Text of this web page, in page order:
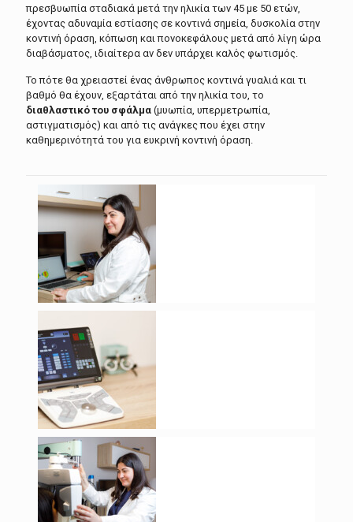
πρεσβυωπία σταδιακά μετά την ηλικία των 45 με 50 ετών,
έχοντας αδυναμία εστίασης σε κοντινά σημεία, δυσκολία στην
κοντινή όραση, κόπωση και πονοκεφάλους μετά από λίγη ώρα
διαβάσματος, ιδιαίτερα αν δεν υπάρχει καλός φωτισμός.
Το πότε θα χρειαστεί ένας άνθρωπος κοντινά γυαλιά και τι
βαθμό θα έχουν, εξαρτάται από την ηλικία του, το
διαθλαστικό του σφάλμα (μυωπία, υπερμετρωπία,
αστιγματισμός) και από τις ανάγκες που έχει στην
καθημερινότητά του για ευκρινή κοντινή όραση.